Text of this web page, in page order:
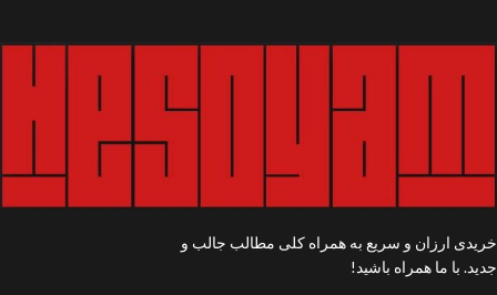
خریدی ارزان و سریع به همراه کلی مطالب جالب و
جدید. با ما همراه باشید!